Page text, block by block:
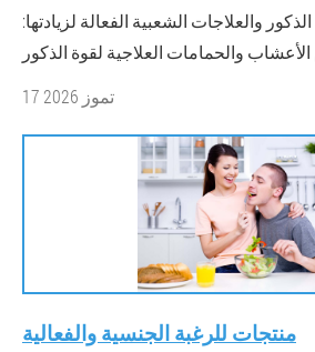
والعلاجات الشعبية الفعالة لزيادتها:
17 تموز 2026
منتجات للرغبة الجنسية والفعالية